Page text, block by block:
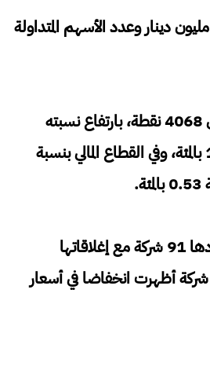
بلغ حجم التداول الإجمالي في بورصة عمان، اليوم الأحد، 26.4 مليون دينار وعدد الأسهم المتداولة
وارتفع الرقم القياسي العام لأسعار الأسهم لإغلاق هذا اليوم إلى 4068 نقطة، بارتفاع نسبته
0.32 بالمئة، إذ ارتفع الرقم القياسي قطاع الصناعة بنسبة 1.20 بالمئة، وفي القطاع المالي بنسبة
وبمقارنة أسعار الإغلاق للشركات المتداولة لهذا اليوم والبالغ عددها 91 شركة مع إغلاقاتها
السابقة، فقد أظهرت 38 شركة ارتفاعا في أسعار أسهمها، و 27 شركة أظهرت انخفاضا في أسعار